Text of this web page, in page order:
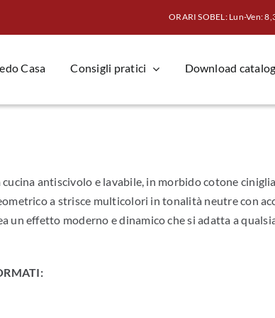
ORARI SOBEL: Lun-Ven:
Casa Consigli pratici Download
antiscivolo e lavabile, in morbido cotone
a strisce multicolori in tonalità neutre con
un effetto moderno e dinamico che si adatta a